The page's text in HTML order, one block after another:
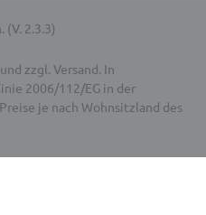
2.3.3)
zzgl. Versand. In
2006/112/EG in der
je nach Wohnsitzland des